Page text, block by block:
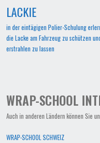
LACKIE
in der eintägigen Polier-Schulung
die Lacke am Fahrzeug zu schützen
erstrahlen zu lassen
WRAP-SCHOOL
Auch in anderen Ländern können Sie
WRAP-SCHOOL SCHWEIZ